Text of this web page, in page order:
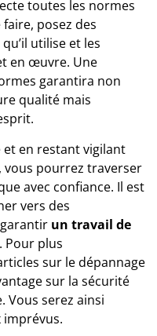
toutes les normes
posez des
utilise et les
en œuvre. Une
garantira non
qualité mais
et en restant vigilant
vous pourrez traverser
avec confiance. Il est
vers des
un travail de
. Pour plus
sur ledépannage
sur la sécurité
. Vous serez ainsi
imprévus.